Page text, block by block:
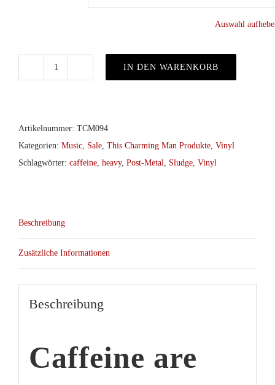
Auswahl
col.LP
Menge
IN DEN WARENKORB
Artikelnummer: TCM094
Kategorien: Music Sale This Charming Man Produkte Vinyl
Schlagwörter: caffeine heavy, Post-Metal Sludge Vinyl
Beschreibung
Zusätzliche Informationen
Beschreibung
Caffeine are